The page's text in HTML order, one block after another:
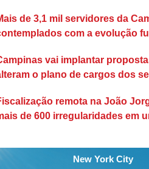
de 3,1 mil servidores da
com a evolução
vai implantar
o plano de cargos dos
remota na João
de 600 irregularidades em
New York City